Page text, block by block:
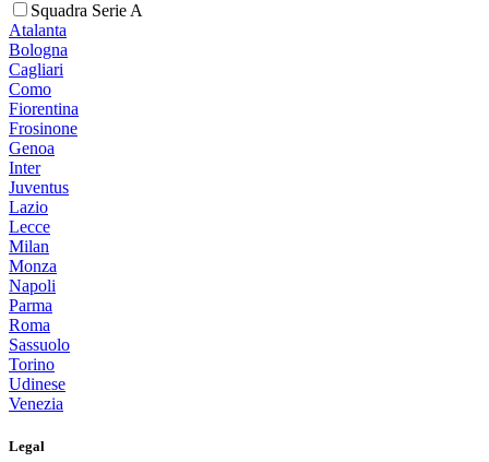
Squadra Serie A
Atalanta
Bologna
Cagliari
Como
Fiorentina
Frosinone
Genoa
Inter
Juventus
Lazio
Lecce
Milan
Monza
Napoli
Parma
Roma
Sassuolo
Torino
Udinese
Venezia
Legal